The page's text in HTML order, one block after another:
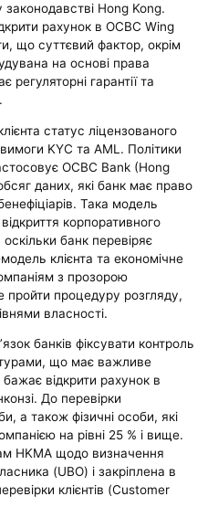
законодавстві Hong Kong.
рахунок в OCBC Wing
що суттєвий фактор, окрім
на основі права
регуляторні гарантії та
статус ліцензованого
KYC та AML. Політики
OCBC Bank (Hong
даних, які банк має право
Така модель
корпоративного
банк перевіряє
клієнта та економічне
з прозорою
пройти процедуру розгляду,
власності.
банків фіксувати контроль
що має важливе
відкрити рахунок в
До перевірки
а також фізичні особи, які
на рівні 25 % і вище.
HKMA щодо визначення
(UBO) і закріплена в
клієнтів (Customer